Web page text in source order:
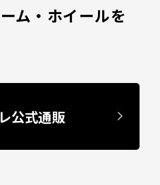
ム・ホイールを
公式通販